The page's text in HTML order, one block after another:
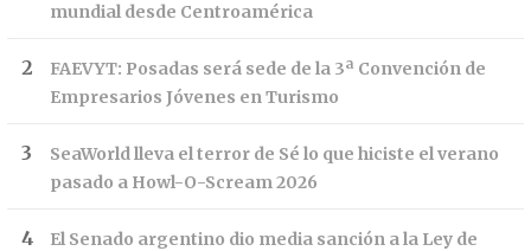
mundial desde Centroamérica
FAEVYT: Posadas será sede de la 3ª Convención de
Empresarios Jóvenes en Turismo
SeaWorld lleva el terror de Sé lo que hiciste el verano
pasado a Howl-O-Scream 2026
El Senado argentino dio media sanción a la Ley de